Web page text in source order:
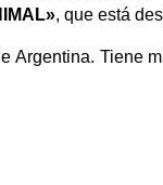
, que está
Argentina. Tiene